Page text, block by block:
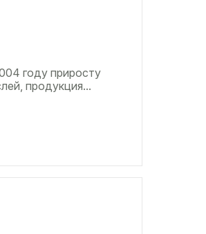
году приросту
продукция...